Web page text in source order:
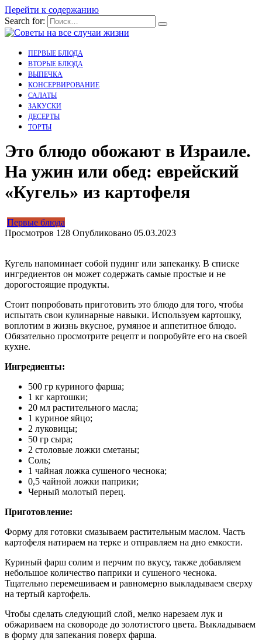
Перейти к содержанию
Search for:
ПЕРВЫЕ БЛЮДА
ВТОРЫЕ БЛЮДА
ВЫПЕЧКА
КОНСЕРВИРОВАНИЕ
САЛАТЫ
ЗАКУСКИ
ДЕСЕРТЫ
ТОРТЫ
Это блюдо обожают в Израиле.
На ужин или обед: еврейский
«Кугель» из картофеля
Первые блюда
Просмотров 128 Опубликовано 05.03.2023
Кугель напоминает собой пудинг или запеканку. В списке
ингредиентов он может содержать самые простые и не
дорогостоящие продукты.
Стоит попробовать приготовить это блюдо для того, чтобы
испытать свои кулинарные навыки. Используем картошку,
воплотим в жизнь вкусное, румяное и аппетитное блюдо.
Обязательно просмотрите рецепт и попробуйте его на своей
кухне.
Ингредиенты:
500 гр куриного фарша;
1 кг картошки;
20 мл растительного масла;
1 куриное яйцо;
2 луковицы;
50 гр сыра;
2 столовые ложки сметаны;
Соль;
1 чайная ложка сушеного чеснока;
0,5 чайной ложки паприки;
Черный молотый перец.
Приготовление:
Форму для готовки смазываем растительным маслом. Часть
картофеля натираем на терке и отправляем на дно емкости.
Куриный фарш солим и перчим по вкусу, также добавляем
небольшое количество паприки и сушеного чеснока.
Тщательно перемешиваем и равномерно выкладываем сверху
на тертый картофель.
Чтобы сделать следующий слой, мелко нарезаем лук и
обжариваем на сковороде до золотистого цвета. Выкладываем
в форму для запекания поверх фарша.